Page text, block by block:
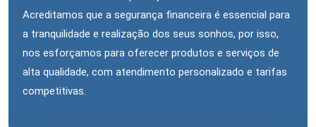
Acreditamos que a segurança financeira é essencial para
a tranquilidade e realização dos seus sonhos, por isso,
nos esforçamos para oferecer produtos e serviços de
alta qualidade, com atendimento personalizado e tarifas
competitivas.